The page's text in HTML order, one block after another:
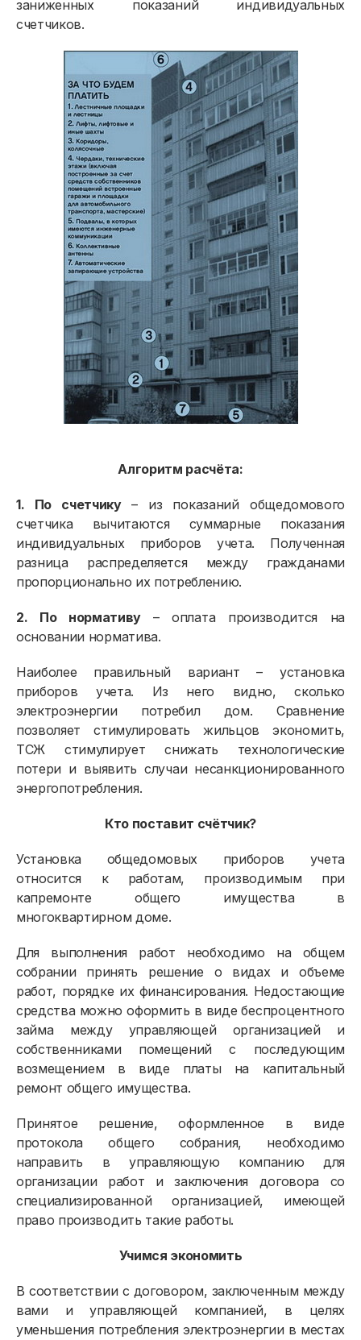
заниженных показаний индивидуальных
счетчиков.
Алгоритм расчёта:
1. По счетчику – из показаний общедомового
счетчика вычитаются суммарные показания
индивидуальных приборов учета. Полученная
разница распределяется между гражданами
пропорционально их потреблению.
2. По нормативу – оплата производится на
основании норматива.
Наиболее правильный вариант – установка
приборов учета. Из него видно, сколько
электроэнергии потребил дом. Сравнение
позволяет стимулировать жильцов экономить,
ТСЖ стимулирует снижать технологические
потери и выявить случаи несанкционированного
энергопотребления.
Кто поставит счётчик?
Установка общедомовых приборов учета
относится к работам, производимым при
капремонте общего имущества в
многоквартирном доме.
Для выполнения работ необходимо на общем
собрании принять решение о видах и объеме
работ, порядке их финансирования. Недостающие
средства можно оформить в виде беспроцентного
займа между управляющей организацией и
собственниками помещений с последующим
возмещением в виде платы на капитальный
ремонт общего имущества.
Принятое решение, оформленное в виде
протокола общего собрания, необходимо
направить в управляющую компанию для
организации работ и заключения договора со
специализированной организацией, имеющей
право производить такие работы.
Учимся экономить
В соответствии с договором, заключенным между
вами и управляющей компанией, в целях
уменьшения потребления электроэнергии в местах
Полезное